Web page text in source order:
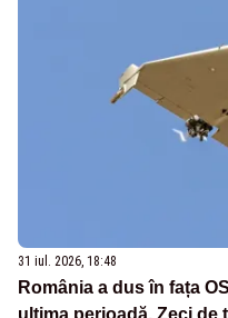
31 iul. 2026, 18:48
România a dus în fața
ultima perioadă. Zeci de